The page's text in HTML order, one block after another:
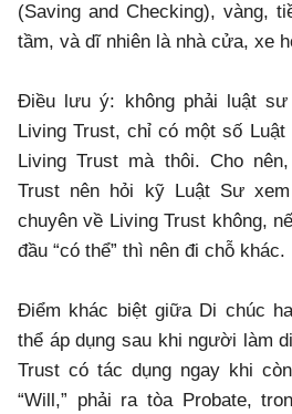
(Saving and Checking), vàng,
tầm, và dĩ nhiên là nhà cửa, xe
Điều lưu ý: không phải luật
Living Trust, chỉ có một số
Living Trust mà thôi. Cho
Trust nên hỏi kỹ Luật Sư
chuyên về Living Trust không,
đầu “có thể” thì nên đi chỗ khác.
Điểm khác biệt giữa Di chúc
thể áp dụng sau khi người làm
Trust có tác dụng ngay khi
“Will,” phải ra tòa Probate,